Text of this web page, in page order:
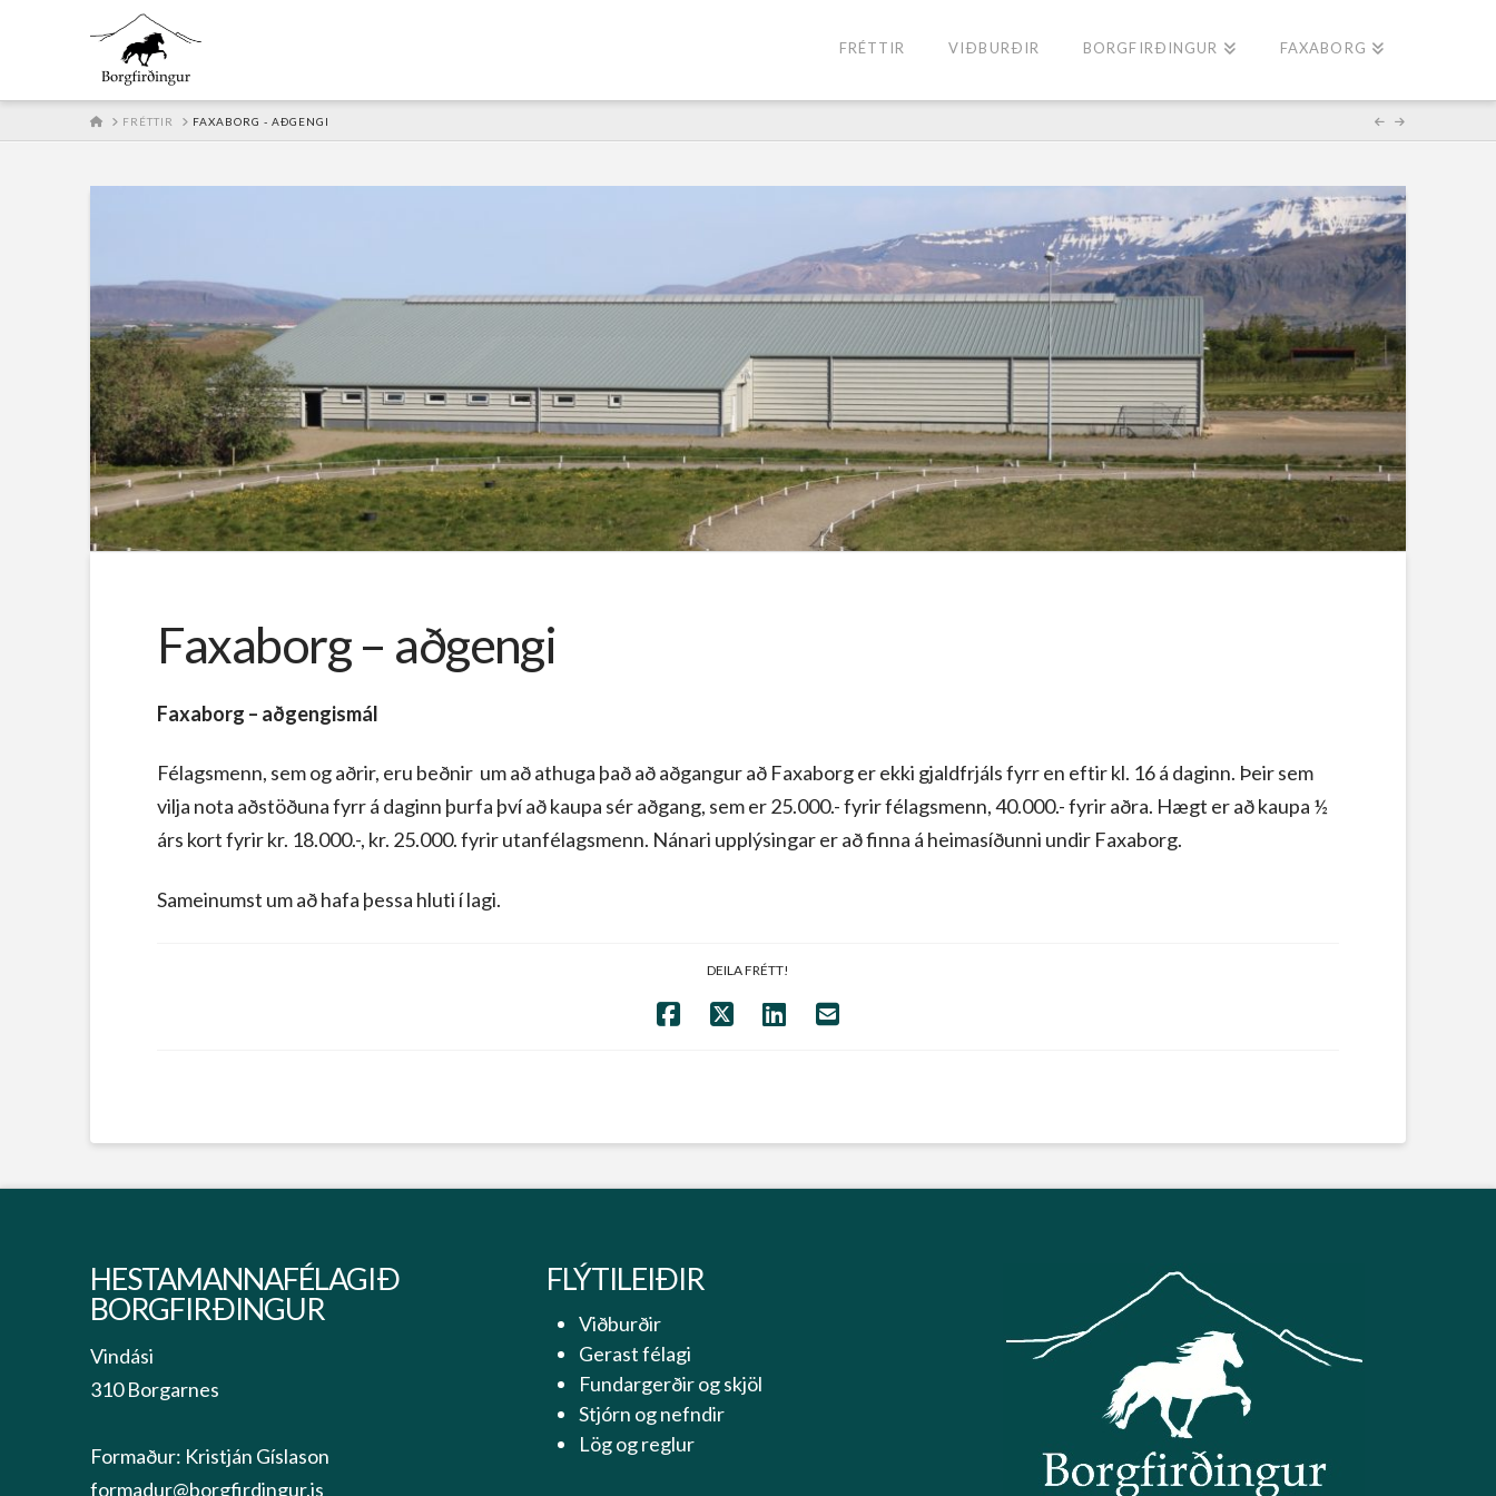
FRÉTTIR VIÐBURÐIR BORGFIRÐINGUR FAXABORG
HOMEFRÉTTIR FAXABORG - AÐGENGI
Faxaborg – aðgengi
Faxaborg – aðgengismál
Félagsmenn, sem og aðrir, eru beðnir um að athuga það að aðgangur að Faxaborg er ekki gjaldfrjáls fyrr en eftir kl. 16 á daginn. Þeir sem
vilja nota aðstöðuna fyrr á daginn þurfa því að kaupa sér aðgang, sem er 25.000.- fyrir félagsmenn, 40.000.- fyrir aðra. Hægt er að kaupa ½
árs kort fyrir kr. 18.000.-, kr. 25.000. fyrir utanfélagsmenn. Nánari upplýsingar er að finna á heimasíðunni undir Faxaborg.
Sameinumst um að hafa þessa hluti í lagi.
DEILA FRÉTT!
HESTAMANNAFÉLAGIÐ
BORGFIRÐINGUR
Vindási
310 Borgarnes
Formaður: Kristján Gíslason
formadur@borgfirdingur.is
FLÝTILEIÐIR
Viðburðir
Gerast félagi
Fundargerðir og skjöl
Stjórn og nefndir
Lög og reglur